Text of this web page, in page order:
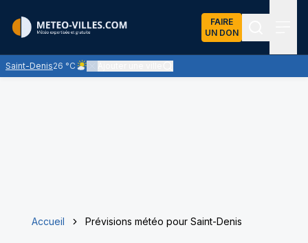
FAIRE
UN DON
Saint-Denis26 °C
Ciel peu nuageux - le soleil domine largement
Accueil Prévisions météo pour Saint-Denis